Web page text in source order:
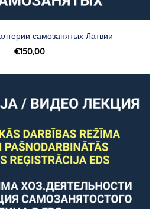
самозанятых Латвии
€150,00